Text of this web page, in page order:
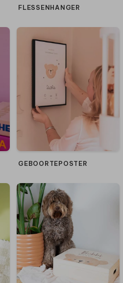
FLESSENHANGER
GEBOORTEPOSTER